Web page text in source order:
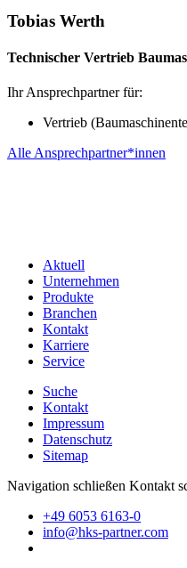
Tobias Werth
Technischer Vertrieb
Ihr Ansprechpartner für:
Vertrieb
Alle Ansprechpartner*innen
Aktuell
Unternehmen
Produkte
Branchen
Kontakt
Karriere
Service
Suche
Kontakt
Impressum
Datenschutz
Sitemap
Navigation schließen Kontakt
+49 6053 6163-0
info@hks-partner.com